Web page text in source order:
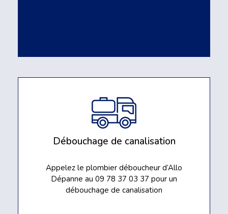
Débouchage de canalisation
Appelez le plombier déboucheur d’Allo
Dépanne au 09 78 37 03 37 pour un
débouchage de canalisation